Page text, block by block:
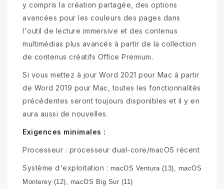
y compris la création partagée, des options
avancées pour les couleurs des pages dans
l'outil de lecture immersive et des contenus
multimédias plus avancés à partir de la collection
de contenus créatifs Office Premium.
Si vous mettez à jour Word 2021 pour Mac à partir
de Word 2019 pour Mac, toutes les fonctionnalités
précédentes seront toujours disponibles et il y en
aura aussi de nouvelles.
Exigences minimales :
Processeur : processeur dual-core/macOS récent
Système d'exploitation : macOS Ventura (13), macOS
Monterey (12), macOS Big Sur (11)